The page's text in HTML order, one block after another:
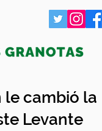
le cambió la
Levante